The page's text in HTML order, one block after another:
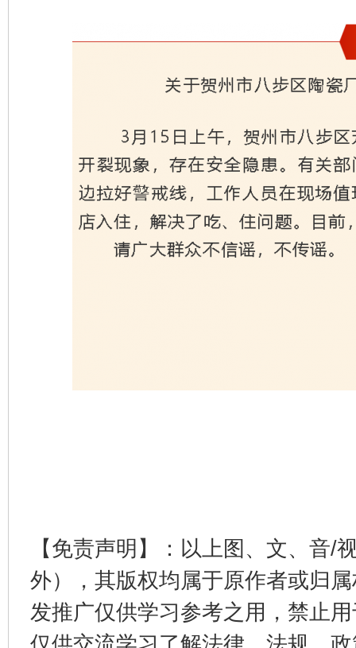
【免责声明】：以上图、文、音/
外），其版权均属于原作者或归
发推广仅供学习参考之用，禁止